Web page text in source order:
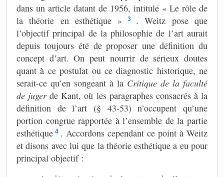
dans un article datant de 1956, intitulé « Le rôle de
la théorie en esthétique » 3 . Weitz pose que
l’objectif principal de la philosophie de l’art aurait
depuis toujours été de proposer une définition du
concept d’art. On peut nourrir de sérieux doutes
quant à ce postulat ou ce diagnostic historique, ne
serait-ce qu’en songeant à la Critique de la faculté
de jugerde Kant, où les paragraphes consacrés à la
définition de l’art (§ 43-53) n’occupent qu’une
portion congrue rapportée à l’ensemble de la partie
esthétique 4 . Accordons cependant ce point à Weitz
et disons avec lui que la théorie esthétique a eu pour
principal objectif :